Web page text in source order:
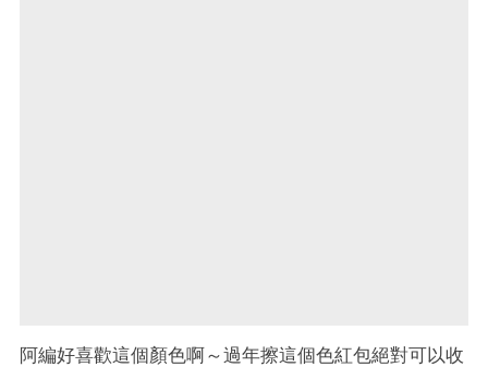
阿編好喜歡這個顏色啊～過年擦這個色紅包絕對可以收